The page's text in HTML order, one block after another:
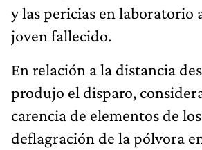
y las pericias en laboratorio
joven fallecido.
En relación a la distancia
produjo el disparo,
carencia de elementos de
deflagración de la pólvora